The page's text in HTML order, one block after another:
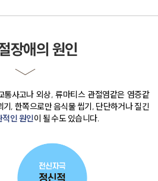
장애의 원인
통사고나 외상, 류마티스 관절염같은 염증같
기, 한쪽으로만 음식물 씹기, 단단하거나 질긴
적인 원인이 될 수도 있습니다.